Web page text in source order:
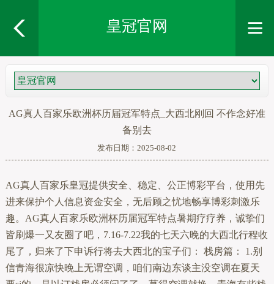
皇冠官网
AG真人百家乐欧洲杯历届冠军特点_大西北刚回 不作念好准
备别去
发布日期：2025-08-02
AG真人百家乐皇冠提供安全、稳定、公正博彩平台，使用先
进来保护个人信息资金安全，无后顾之忧地畅享博彩刺激乐
趣。AG真人百家乐欧洲杯历届冠军特点暑期疗疗养，诚挚们
皆刷爆一又友圈了吧，7.16-7.22我的七天六晚的大西北行程收
尾了，归来了下申诉行将去大西北的宝子们： 栈房篇： 1.别
信青海很凉快晚上无谓空调，咱们南边东谈主没空调在夏天